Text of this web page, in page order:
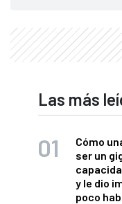
Las más
Cómo
ser un
y le dio
poco